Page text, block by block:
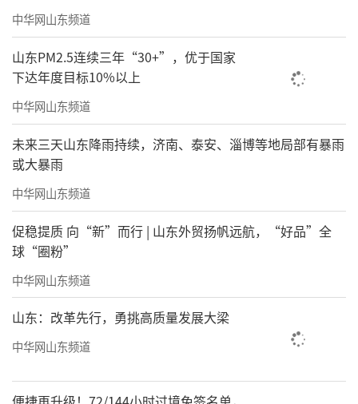
《登凤凰山》186x98cm舒建新
中华网山东频道
山东PM2.5连续三年“30+”，优于国家
下达年度目标10%以上
中华网山东频道
未来三天山东降雨持续，济南、泰安、淄博等地局部有暴雨
或大暴雨
中华网山东频道
促稳提质 向“新”而行 | 山东外贸扬帆远航，“好品”全
球“圈粉”
中华网山东频道
山东：改革先行，勇挑高质量发展大梁
中华网山东频道